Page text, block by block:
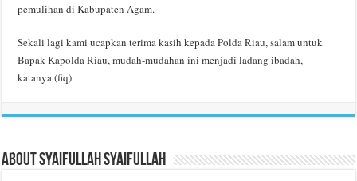
pemulihan di Kabupaten Agam.
Sekali lagi kami ucapkan terima kasih kepada Polda Riau, salam untuk
Bapak Kapolda Riau, mudah-mudahan ini menjadi ladang ibadah,
katanya.(fiq)
About Syaifullah Syaifullah